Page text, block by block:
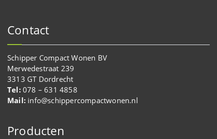
Contact
Schipper Compact Wonen BV
Merwedestraat 239
3313 GT Dordrecht
Tel:078 – 631 4858
Mail: info@schippercompactwonen.nl
Producten